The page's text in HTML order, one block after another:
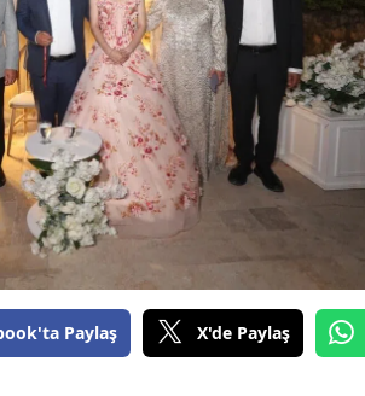
Paylaş X'de Paylaş